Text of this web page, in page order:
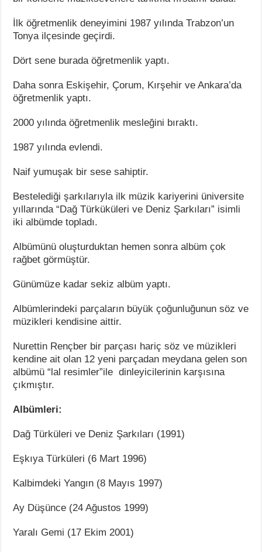
İlk öğretmenlik deneyimini 1987 yılında Trabzon’un
Tonya ilçesinde geçirdi.
Dört sene burada öğretmenlik yaptı.
Daha sonra Eskişehir, Çorum, Kırşehir ve Ankara’da
öğretmenlik yaptı.
2000 yılında öğretmenlik mesleğini bıraktı.
1987 yılında evlendi.
Naif yumuşak bir sese sahiptir.
Bestelediği şarkılarıyla ilk müzik kariyerini üniversite
yıllarında “Dağ Türküküleri ve Deniz Şarkıları” isimli
iki albümde topladı.
Albümünü oluşturduktan hemen sonra albüm çok
rağbet görmüştür.
Günümüze kadar sekiz albüm yaptı.
Albümlerindeki parçaların büyük çoğunluğunun söz ve
müzikleri kendisine aittir.
Nurettin Rençber bir parçası hariç söz ve müzikleri
kendine ait olan 12 yeni parçadan meydana gelen son
albümü “lal resimler”ile dinleyicilerinin karşısına
çıkmıştır.
Albümleri:
Dağ Türküleri ve Deniz Şarkıları (1991)
Eşkıya Türküleri (6 Mart 1996)
Kalbimdeki Yangın (8 Mayıs 1997)
Ay Düşünce (24 Ağustos 1999)
Yaralı Gemi (17 Ekim 2001)